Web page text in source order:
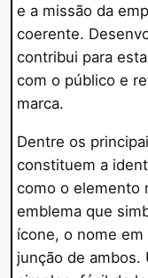
e a missão da
coerente.
contribui para
com o público e
marca.
Dentre os
constituem a
como o elemento
emblema que
ícone, o nome
junção de ambos.